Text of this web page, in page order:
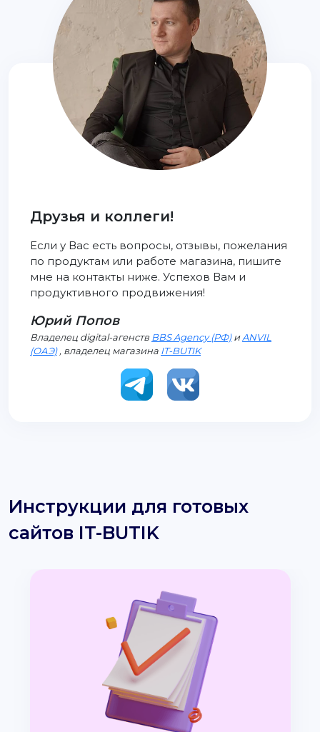
Друзья и коллеги!
Если у Вас есть вопросы, отзывы, пожелания
по продуктам или работе магазина, пишите
мне на контакты ниже. Успехов Вам и
продуктивного продвижения!
Юрий Попов
Владелец digital-агенств BBS Agency (РФ)иANVIL
(ОАЭ), владелец магазина IT-BUTIK
Инструкции для готовых
сайтов IT-BUTIK